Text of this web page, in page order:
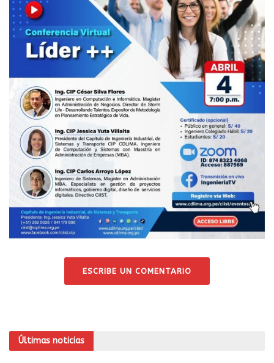
ESCRIBE UN COMENTARIO
Últimas noticias